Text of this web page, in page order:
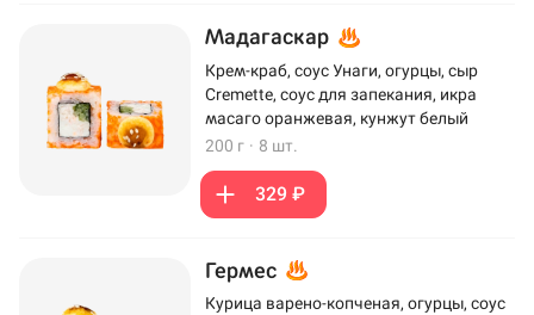
Мадагаскар
Крем-краб, соус Унаги, огурцы, сыр
Cremette, соус для запекания, икра
масаго оранжевая, кунжут белый
200 г · 8 шт.
329 ₽
Гермес
Курица варено-копченая, огурцы, соус